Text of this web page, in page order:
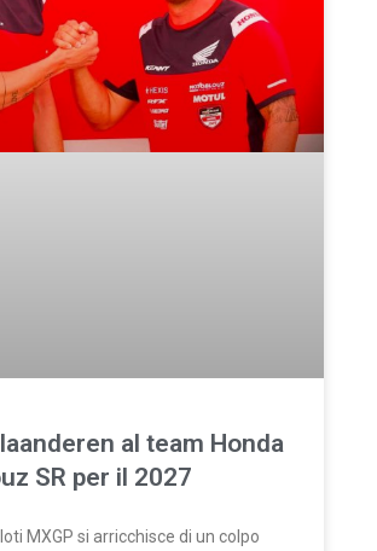
al team Honda
SR per il 2027
MXGP si arricchisce di un colpo